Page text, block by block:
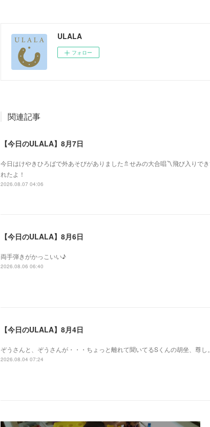
ULALA
フォロー
関連記事
【今日のULALA】8月7日
今日はけやきひろばで外あそびがありました🚿せみの大合唱〽飛び入りで
れたよ！
2026.08.07 04:06
【今日のULALA】8月6日
両手弾きがかっこいい♪
2026.08.06 06:40
【今日のULALA】8月4日
ぞうさんと、ぞうさんが・・・ちょっと離れて聞いてるSくんの胡坐、尊し。
2026.08.04 07:24